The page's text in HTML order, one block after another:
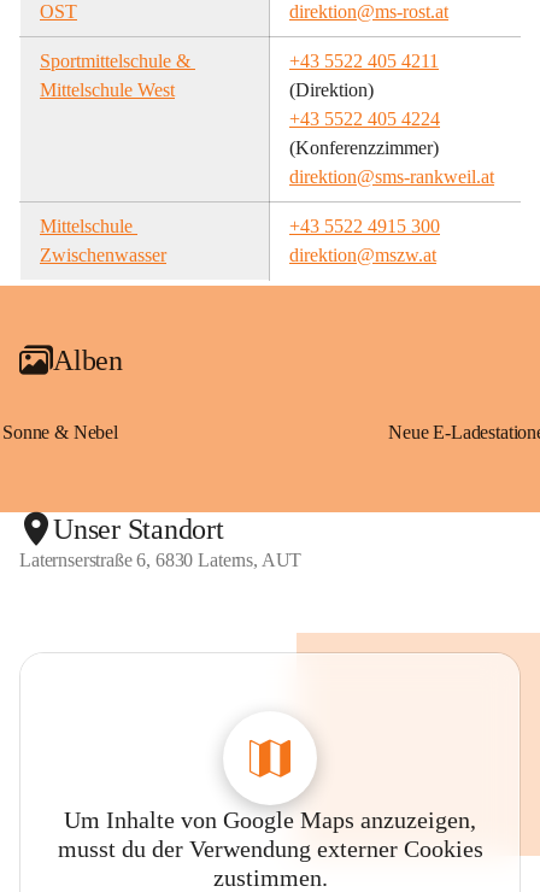
OST
direktion@ms-rost.at
Sportmittelschule &
Mittelschule West
+43 5522 405 4211
(Direktion)
+43 5522 405 4224
(Konferenzzimmer)
direktion@sms-rankweil.at
Mittelschule
Zwischenwasser
+43 5522 4915 300
direktion@mszw.at
Alben
Sonne & Nebel
Unser Standort
Laternserstraße 6, 6830 Laterns, AUT
Um Inhalte von Google Maps anzuzeigen,
musst du der Verwendung externer Cookies
zustimmen.